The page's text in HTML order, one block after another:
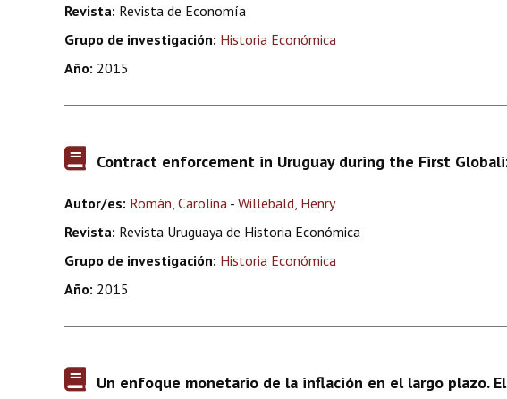
Revista: Revista de Economía
Grupo de investigación: Historia Económica
Año: 2015
Contract enforcement in Uruguay during the First
Autor/es: Román, Carolina - Willebald, Henry
Revista: Revista Uruguaya de Historia Económica
Grupo de investigación: Historia Económica
Año: 2015
Un enfoque monetario de la inflación en el largo plazo.